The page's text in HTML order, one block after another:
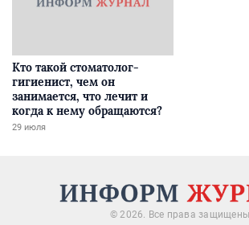
Кто такой стоматолог-
гигиенист, чем он
занимается, что лечит и
когда к нему обращаются?
29 июля
© 2026. Все права защищены